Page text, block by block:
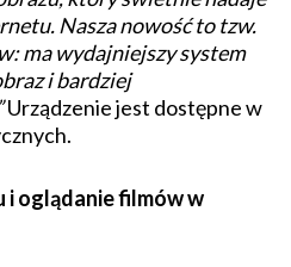
Nasza nowość to tzw.
ma wydajniejszy system
i bardziej
Urządzenie jest dostępne w
oglądanie filmów w